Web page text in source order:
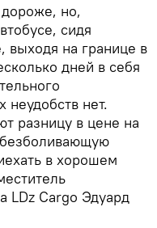
но,
сидя
выходя на границе в
дней в себя
неудобств нет.
разницу в цене на
в хорошем
LDz Cargo Эдуард